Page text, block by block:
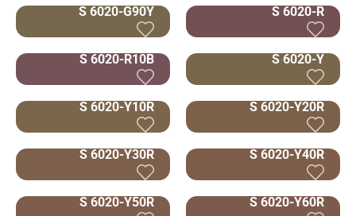
S 6020-G90Y S 6020-R
S 6020-R10B S 6020-Y
S 6020-Y10R S 6020-Y20R
S 6020-Y30R S 6020-Y40R
S 6020-Y50R S 6020-Y60R